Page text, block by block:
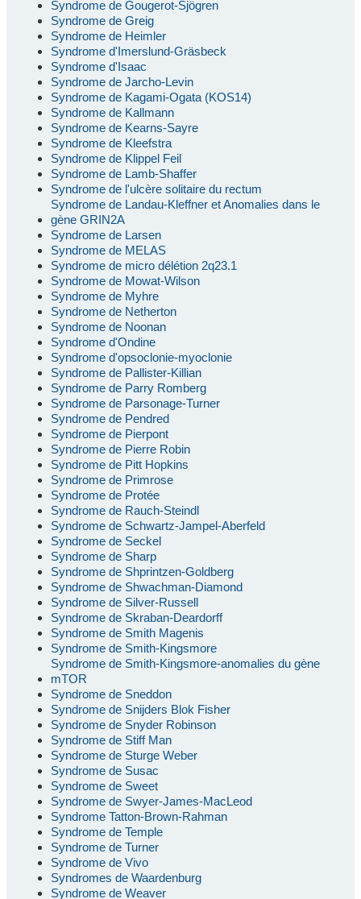
Syndrome de Gougerot-Sjögren
Syndrome de Greig
Syndrome de Heimler
Syndrome d'Imerslund-Gräsbeck
Syndrome d'Isaac
Syndrome de Jarcho-Levin
Syndrome de Kagami-Ogata (KOS14)
Syndrome de Kallmann
Syndrome de Kearns-Sayre
Syndrome de Kleefstra
Syndrome de Klippel Feil
Syndrome de Lamb-Shaffer
Syndrome de l'ulcère solitaire du rectum
Syndrome de Landau-Kleffner et Anomalies dans le
gène GRIN2A
Syndrome de Larsen
Syndrome de MELAS
Syndrome de micro délétion 2q23.1
Syndrome de Mowat-Wilson
Syndrome de Myhre
Syndrome de Netherton
Syndrome de Noonan
Syndrome d'Ondine
Syndrome d'opsoclonie-myoclonie
Syndrome de Pallister-Killian
Syndrome de Parry Romberg
Syndrome de Parsonage-Turner
Syndrome de Pendred
Syndrome de Pierpont
Syndrome de Pierre Robin
Syndrome de Pitt Hopkins
Syndrome de Primrose
Syndrome de Protée
Syndrome de Rauch-Steindl
Syndrome de Schwartz-Jampel-Aberfeld
Syndrome de Seckel
Syndrome de Sharp
Syndrome de Shprintzen-Goldberg
Syndrome de Shwachman-Diamond
Syndrome de Silver-Russell
Syndrome de Skraban-Deardorff
Syndrome de Smith Magenis
Syndrome de Smith-Kingsmore
Syndrome de Smith-Kingsmore-anomalies du gène
mTOR
Syndrome de Sneddon
Syndrome de Snijders Blok Fisher
Syndrome de Snyder Robinson
Syndrome de Stiff Man
Syndrome de Sturge Weber
Syndrome de Susac
Syndrome de Sweet
Syndrome de Swyer-James-MacLeod
Syndrome Tatton-Brown-Rahman
Syndrome de Temple
Syndrome de Turner
Syndrome de Vivo
Syndromes de Waardenburg
Syndrome de Weaver